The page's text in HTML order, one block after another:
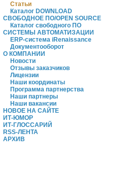
Статьи
Каталог DOWNLOAD
СВОБОДНОЕ ПО/OPEN SOURCE
Каталог свободного ПО
СИСТЕМЫ АВТОМАТИЗАЦИИ
ERP-система iRenaissance
Документооборот
О КОМПАНИИ
Новости
Отзывы заказчиков
Лицензии
Наши координаты
Программа партнерства
Наши партнеры
Наши вакансии
НОВОЕ НА САЙТЕ
ИТ-ЮМОР
ИТ-ГЛОССАРИЙ
RSS-ЛЕНТА
АРХИВ